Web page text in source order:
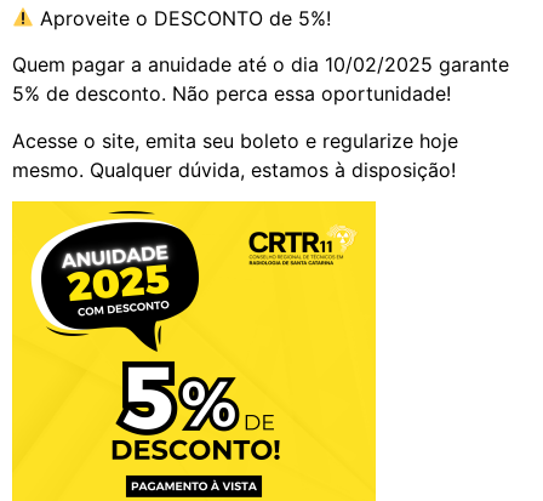
Aproveite o DESCONTO de 5%!
Quem pagar a anuidade até o dia 10/02/2025 garante
5% de desconto. Não perca essa oportunidade!
Acesse o site, emita seu boleto e regularize hoje
mesmo. Qualquer dúvida, estamos à disposição!